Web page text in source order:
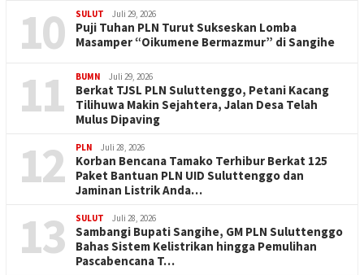
10 SULUT Juli 29, 2026
Puji Tuhan PLN Turut Sukseskan Lomba
Masamper “Oikumene Bermazmur” di Sangihe
11 BUMN Juli 29, 2026
Berkat TJSL PLN Suluttenggo, Petani Kacang
Tilihuwa Makin Sejahtera, Jalan Desa Telah
Mulus Dipaving
12 PLN Juli 28, 2026
Korban Bencana Tamako Terhibur Berkat 125
Paket Bantuan PLN UID Suluttenggo dan
Jaminan Listrik Anda…
13 SULUT Juli 28, 2026
Sambangi Bupati Sangihe, GM PLN Suluttenggo
Bahas Sistem Kelistrikan hingga Pemulihan
Pascabencana T…